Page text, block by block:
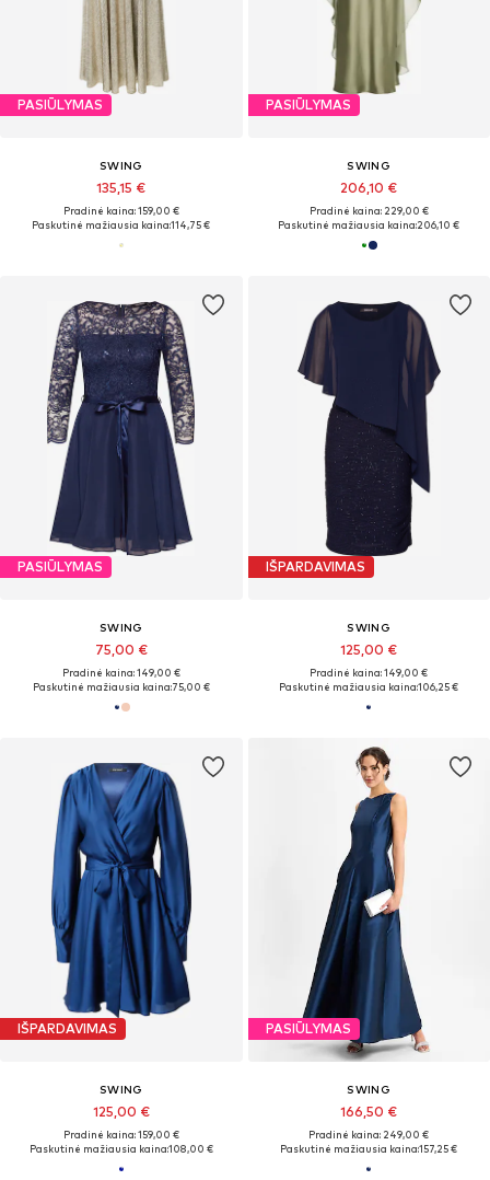
PASIŪLYMAS
SWING
135,15 €
Pradinė kaina: 159,00 €
Paskutinė mažiausia kaina:114,75 €
PASIŪLYMAS
SWING
206,10 €
Pradinė kaina: 229,00 €
Paskutinė mažiausia kaina:206,10 €
PASIŪLYMAS
SWING
75,00 €
Pradinė kaina: 149,00 €
Paskutinė mažiausia kaina:75,00 €
IŠPARDAVIMAS
SWING
125,00 €
Pradinė kaina: 149,00 €
Paskutinė mažiausia kaina:106,25 €
IŠPARDAVIMAS
SWING
125,00 €
Pradinė kaina: 159,00 €
Paskutinė mažiausia kaina:108,00 €
PASIŪLYMAS
SWING
166,50 €
Pradinė kaina: 249,00 €
Paskutinė mažiausia kaina:157,25 €